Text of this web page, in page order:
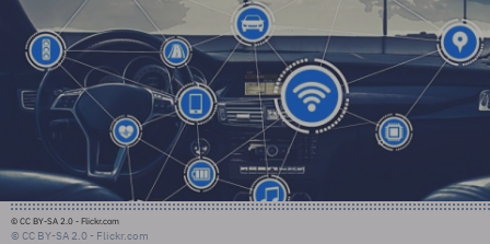
© CC BY-SA 2.0 - Flickr.com
© CC BY-SA 2.0 - Flickr.com